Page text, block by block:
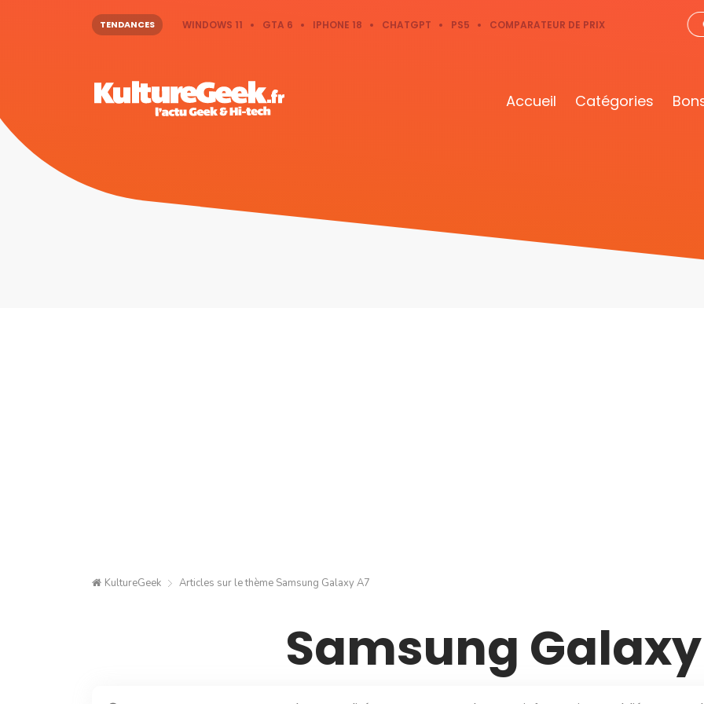
TENDANCES WINDOWS 11 GTA 6 IPHONE 18 CHATGPT PS5 COMPARATEUR DE PRIX
Accueil Catégories
KultureGeek Articles sur le thème Samsung Galaxy A7
Samsung